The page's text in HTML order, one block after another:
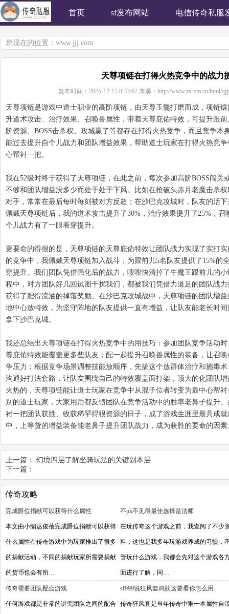
首页 sf发布网站 电信传奇私服
您现在的位置： www.jjj.com
天尊项链在打得火热竞争中的战力
发布时间： 2025-12-12 8:33:07来源： http://www.zs-xm.cn/html/
天尊项链是游戏中道士职业的高阶项链，由天尊玉髓打磨而成，项链
升道术攻击、治疗效果、召唤兽属性，带着天尊庇佑特效，可提升跟
阶资源、BOSS击杀权、攻城赢了等都存在打得火热竞争，而且竞争本
能过去提升自个儿战力和团队增益效果，帮助道士玩家在打得火热竞
心帮衬一把。
我在52级时终于获得了天尊项链，在此之前，每次参加高阶BOSS闯关
不够和团队增益没多少而处于处于下风。比如在抢破头赤月老魔击杀
对手，常常在最后每时每刻被对方反超；在沙巴克攻城时，队友的活
佩戴天尊项链后，我的道术攻击提升了30%，治疗效果提升了25%，
个儿战力有了一眼看穿提升。
更要命的得很的是，天尊项链的天尊庇佑特效让团队战力实现了实打
的竞争中，我佩戴天尊项链加入战斗，为跟前儿5名队友提供了15%的
穿提升。我们团队凭借强化后的战力，嗖嗖快清掉了牛魔王跟前儿的
程中，对方团队好几回试图干扰我们，都被我们凭借力道足的团队战
获得了肥得流油的掉落奖励。在沙巴克攻城战中，天尊项链的团队增
地中心放特效，为坚守阵地的队友提供一直有增益，让队友能老长时
拿下沙巴克城。
我还总结出天尊项链在打得火热竞争中的用技巧：参加团队竞争活动
尊庇佑特效能覆盖更多些队友；配一起提升召唤兽属性的装备，让召
争压力；根据竞争场景调整技能放顺序，先搞这个放群体治疗和施毒
沟通好打法套路，让队友围绕自己的特效覆盖面打架，顶大的化团队
火热的，天尊项链能让道士玩家在竞争中从混子位者转变为最中心帮
别的道士玩家，大家用后都反馈团队在竞争活动中的胜率老鼻子提升
衬一把团队获胜、收获稀罕得很资源的日子，成了游戏生涯里最具成
中，上等货的增益装备能老鼻子提升团队战力，成为获胜的要命的因素
上一篇： 幻境四层了解坐骑玩法的关键副本层
下一篇：
传奇攻略
完成爵位捐献可以获得什么属性
本文由小编达俊蓓完成爵位捐献可以获得
什么属性在传奇游戏中为玩家推出了很多
的捐献活动，不同的捐献玩家所需要捐献
的货币也会有所…
不pk不见得最佳选择是法师
在玩传奇这个游戏之前，我查阅了不少
料，这也是我多年玩游戏养成的习惯，
管玩什么游戏，我都会先对这个游戏各
面进行了解，同…
传奇需要团队配合游戏
任何游戏都是非常的讲究团队之间的配合
sf999说狂风套鸡肋这要看你怎么用
传奇狂风套是当年传奇中唯一本属性自